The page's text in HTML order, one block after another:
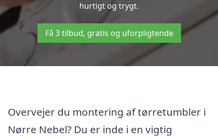
hurtigt og trygt.
Få 3 tilbud, gratis og uforpligtende
Overvejer du montering af tørretumbler i
Nørre Nebel? Du er inde i en vigtig